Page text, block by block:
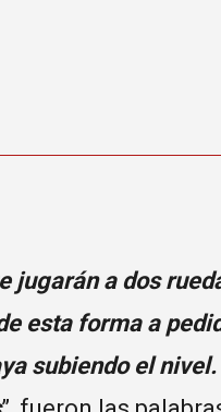
jugarán a dos
esta forma a
subiendo el